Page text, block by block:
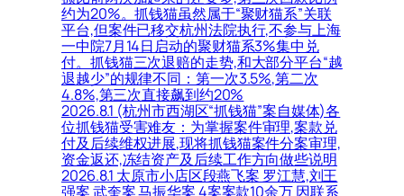
约为20%。抓钱猫虽然属于“聚财猫系”关联
平台,但案件已移交杭州法院执行,不参与上海
一中院7月14日启动的聚财猫系3%集中兑
付。抓钱猫三次退赔的走势,和大部分平台“越
退越少”的规律不同：第一次3.5%,第二次
4.8%,第三次直接飙到约20%
2026.8.1 (杭州市西湖区“抓钱猫”案自媒体)各
位抓钱猫受害难友：为掌握案件审理,案款兑
付及后续维权进展,现将抓钱猫案件分案审理,
资金返还,冻结资产及后续工作方向做些说明
2026.8.1 太原市小店区段燕飞案 罗江慧,刘王
强案 武奎案 马振华案 4案案款10余万 因联系